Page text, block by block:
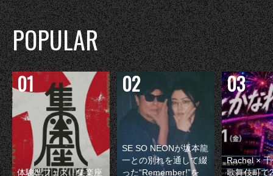
POPULAR
体験型フェス『集楽座
SE SO NEONが坂本龍
一との別れを通して綴
った“Remember!”を
Rachel ×
歌舞伎町で